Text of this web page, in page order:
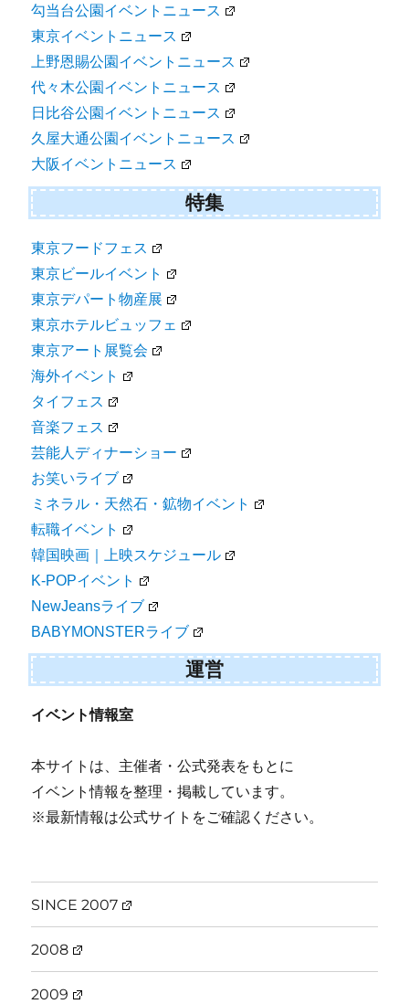
勾当台公園イベントニュース
東京イベントニュース
上野恩賜公園イベントニュース
代々木公園イベントニュース
日比谷公園イベントニュース
久屋大通公園イベントニュース
大阪イベントニュース
特集
東京フードフェス
東京ビールイベント
東京デパート物産展
東京ホテルビュッフェ
東京アート展覧会
海外イベント
タイフェス
音楽フェス
芸能人ディナーショー
お笑いライブ
ミネラル・天然石・鉱物イベント
転職イベント
韓国映画｜上映スケジュール
K-POPイベント
NewJeansライブ
BABYMONSTERライブ
運営
イベント情報室
本サイトは、主催者・公式発表をもとに
イベント情報を整理・掲載しています。
※最新情報は公式サイトをご確認ください。
SINCE 2007
2008
2009